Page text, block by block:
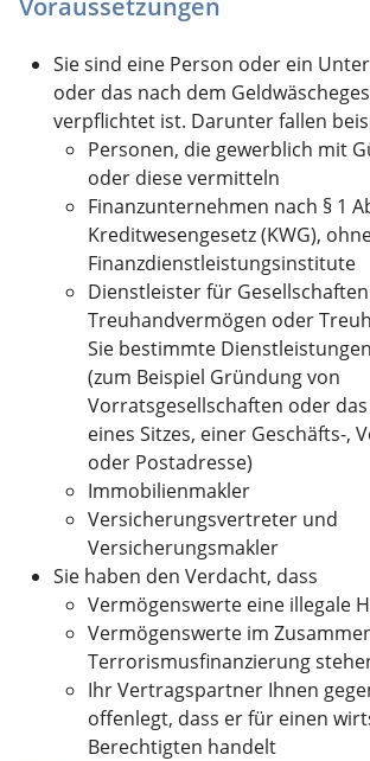
Sie sind eine Person oder ein
oder das nach dem
verpflichtet ist. Darunter fallen
Personen, die gewerblich mit
oder diese vermitteln
Finanzunternehmen nach § 1
Kreditwesengesetz (KWG),
Finanzdienstleistungsinstitute
Dienstleister für
Treuhandvermögen oder
Sie bestimmte
(zum Beispiel Gründung von
Vorratsgesellschaften oder
eines Sitzes, einer Geschäfts-,
oder Postadresse)
Immobilienmakler
Versicherungsvertreter und
Versicherungsmakler
Sie haben den Verdacht, dass
Vermögenswerte eine illegale
Vermögenswerte im
Terrorismusfinanzierung
Ihr Vertragspartner Ihnen
offenlegt, dass er für einen
Berechtigten handelt